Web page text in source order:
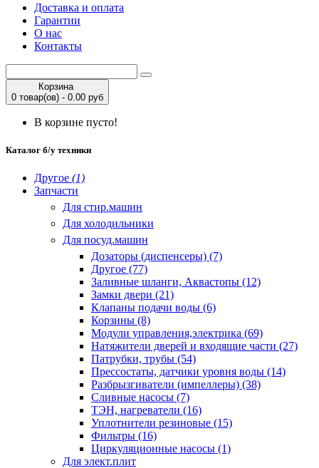
Доставка и оплата
Гарантии
О нас
Контакты
Корзина
0 товар(ов) - 0.00 руб
В корзине пусто!
Каталог б/у техники
Другое (1)
Запчасти
Для стир.машин
Для холодильники
Для посуд.машин
Дозаторы (диспенсеры) (7)
Другое (77)
Заливные шланги, Аквастопы (12)
Замки двери (21)
Клапаны подачи воды (6)
Корзины (8)
Модули управления,электрика (69)
Натяжители дверей и входящие части (27)
Патрубки, трубы (54)
Прессостаты, датчики уровня воды (14)
Разбрызгиватели (импеллеры) (38)
Сливные насосы (7)
ТЭН, нагреватели (16)
Уплотнители резиновые (15)
Фильтры (16)
Циркуляционные насосы (1)
Для элект.плит